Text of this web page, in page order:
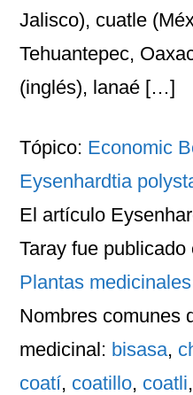
Jalisco), cuatle
Tehuantepec,
(inglés), lanaé […]
Tópico: Economic
Eysenhardtia
El artículo
Taray fue publicado
Plantas medicinales
Nombres comunes
medicinal: bisasa,
coatí, coatillo, coatli,